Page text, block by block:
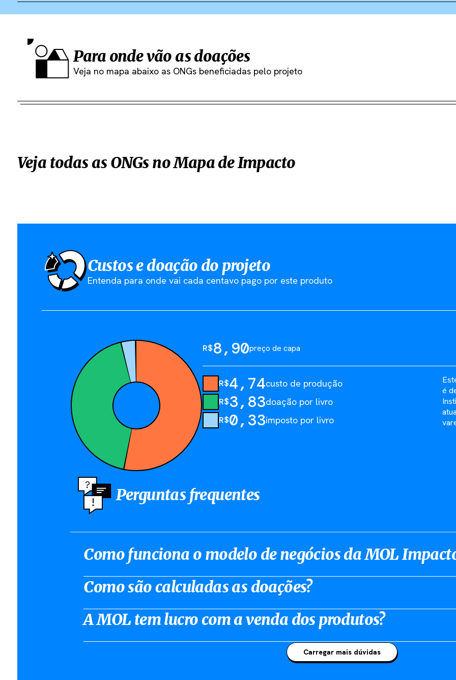
Para onde vão as doações
Veja no mapa abaixo as ONGs beneficiadas pelo projeto
2
Veja todas as ONGs no Mapa de Impacto
Custos e doação do projeto
Entenda para onde vai cada centavo pago por este produto
R$8,90preço de capa
R$4,74custo de produção
R$3,83doação por livro
R$0,33imposto por livro
é
Perguntas frequentes
Como funciona o modelo de negócios da MOL
Como são calculadas as doações?
A MOL tem lucro com a venda dos produtos?
Carregar mais dúvidas